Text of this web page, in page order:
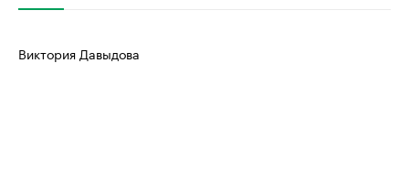
Виктория Давыдова